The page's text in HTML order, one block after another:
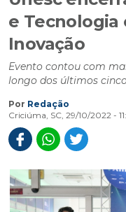
e Tecnologia
Inovação
Evento contou com
longo dos últimos
Por Redação
Criciúma, SC, 29/10/2022 -